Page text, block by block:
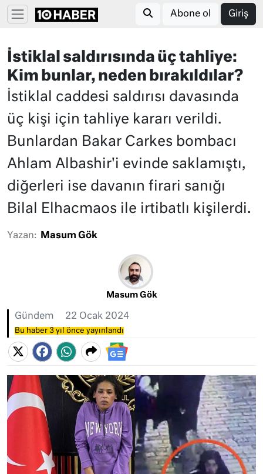
Abone ol Giriş
İstiklal saldırısında üç tahliye:
Kim bunlar, neden bırakıldılar?
İstiklal caddesi saldırısı davasında
üç kişi için tahliye kararı verildi.
Bunlardan Bakar Carkes bombacı
Ahlam Albashir'i evinde saklamıştı,
diğerleri ise davanın firari sanığı
Bilal Elhacmaos ile irtibatlı kişilerdi.
Yazan: Masum Gök
Masum Gök
Gündem 22 Ocak 2024
Bu haber 3 yıl önce yayınlandı